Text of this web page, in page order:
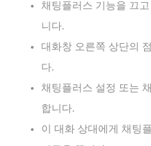
채팅플러스 기능을 끄
니다.
대화창 오른쪽 상단의
다.
채팅플러스 설정 또는
합니다.
이 대화 상대에게 채팅